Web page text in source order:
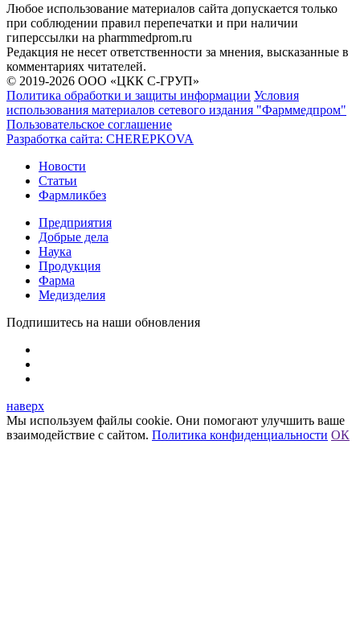
Любое использование материалов сайта допускается только
при соблюдении правил перепечатки и при наличии
гиперссылки на pharmmedprom.ru
Редакция не несет ответственности за мнения, высказанные в
комментариях читателей.
© 2019-2026 ООО «ЦКК С-ГРУП»
Политика обработки и защиты информации Условия
использования материалов сетевого издания "Фарммедпром"
Пользовательское соглашение
Разработка сайта: CHEREPKOVA
Новости
Статьи
Фармликбез
Предприятия
Добрые дела
Наука
Продукция
Фарма
Медизделия
Подпишитесь на наши обновления
наверх
Мы используем файлы cookie. Они помогают улучшить ваше
взаимодействие с сайтом. Политика конфиденциальности ОК